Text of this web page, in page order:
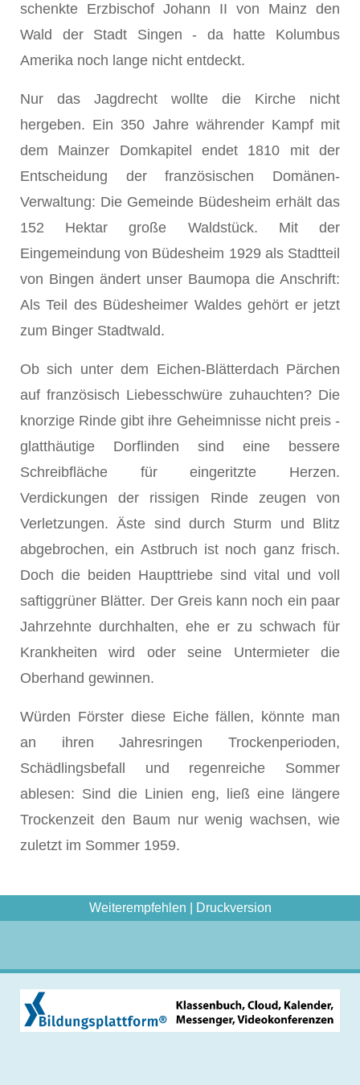
schenkte Erzbischof Johann II von Mainz den
Wald der Stadt Singen - da hatte Kolumbus
Amerika noch lange nicht entdeckt.
Nur das Jagdrecht wollte die Kirche nicht
hergeben. Ein 350 Jahre währender Kampf mit
dem Mainzer Domkapitel endet 1810 mit der
Entscheidung der französischen Domänen-
Verwaltung: Die Gemeinde Büdesheim erhält das
152 Hektar große Waldstück. Mit der
Eingemeindung von Büdesheim 1929 als Stadtteil
von Bingen ändert unser Baumopa die Anschrift:
Als Teil des Büdesheimer Waldes gehört er jetzt
zum Binger Stadtwald.
Ob sich unter dem Eichen-Blätterdach Pärchen
auf französisch Liebesschwüre zuhauchten? Die
knorzige Rinde gibt ihre Geheimnisse nicht preis -
glatthäutige Dorflinden sind eine bessere
Schreibfläche für eingeritzte Herzen.
Verdickungen der rissigen Rinde zeugen von
Verletzungen. Äste sind durch Sturm und Blitz
abgebrochen, ein Astbruch ist noch ganz frisch.
Doch die beiden Haupttriebe sind vital und voll
saftig­grüner Blätter. Der Greis kann noch ein paar
Jahrzehnte durchhalten, ehe er zu schwach für
Krankheiten wird oder seine Untermieter die
Oberhand gewinnen.
Würden Förster diese Eiche fällen, könnte man
an ihren Jahresringen Trockenperioden,
Schädlingsbefall und regenreiche Sommer
ablesen: Sind die Linien eng, ließ eine längere
Trockenzeit den Baum nur wenig wachsen, wie
zuletzt im Sommer 1959.
Weiterempfehlen Druckversion